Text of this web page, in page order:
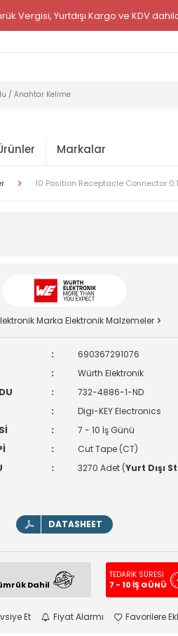
Vergisi, Yurtdışı Kargo ve KDV
Markalar
10 Position Receptacle Connector
Marka Elektronik Malzemeler
: 690367291076
: Würth Elektronik
: 732-4886-1-ND
: Digi-KEY Electronics
: 7 - 10 İş Günü
: Cut Tape (CT)
: 3270 Adet (Yurt Dışı
DATASHEET
Dahil
TEDARİK SÜRESİ
7 - 10 İŞ GÜNÜ
Et Fiyat Alarmı Favorilere